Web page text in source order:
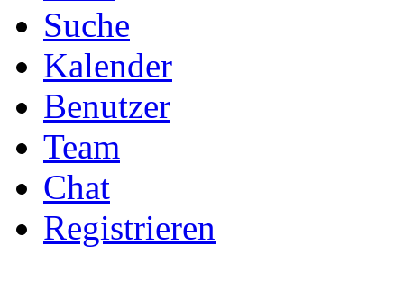
Suche
Kalender
Benutzer
Team
Chat
Registrieren